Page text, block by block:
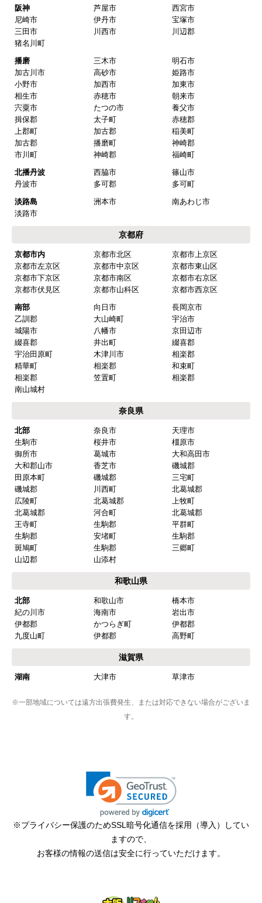
阪神
芦屋市
西宮市
尼崎市
伊丹市
宝塚市
三田市
川西市
川辺郡
猪名川町
播磨
三木市
明石市
加古川市
高砂市
姫路市
小野市
加西市
加東市
相生市
赤穂市
朝来市
宍粟市
たつの市
養父市
揖保郡
太子町
赤穂郡
上郡町
加古郡
稲美町
加古郡
播磨町
神崎郡
市川町
神崎郡
福崎町
北播丹波
西脇市
篠山市
丹波市
多可郡
多可町
淡路島
洲本市
南あわじ市
淡路市
京都府
京都市内 京都市北区
京都市上京区
京都市左京区
京都市中京区
京都市東山区
京都市下京区
京都市南区
京都市右京区
京都市伏見区
京都市山科区
京都市西京区
南部
向日市
長岡京市
乙訓郡
大山崎町
宇治市
城陽市
八幡市
京田辺市
綴喜郡
井出町
綴喜郡
宇治田原町
木津川市
相楽郡
精華町
相楽郡
和束町
相楽郡
笠置町
相楽郡
南山城村
奈良県
北部 奈良市
天理市
生駒市
桜井市
橿原市
御所市
葛城市
大和高田市
大和郡山市
香芝市
磯城郡
田原本町
磯城郡
三宅町
磯城郡
川西町
北葛城郡
広陵町
北葛城郡
上牧町
北葛城郡
河合町
北葛城郡
王寺町
生駒郡
平群町
生駒郡
安堵町
生駒郡
斑鳩町
生駒郡
三郷町
山辺郡
山添村
和歌山県
北部 和歌山市
橋本市
紀の川市
海南市
岩出市
伊都郡
かつらぎ町
伊都郡
九度山町
伊都郡 高野町
滋賀県
湖南 大津市 草津市
※一部地域については遠方出張費発生、または対応できない場合がございま
す。
※プライバシー保護のためSSL暗号化通信を採用（導入）してい
ますので、
お客様の情報の送信は安全に行っていただけます。